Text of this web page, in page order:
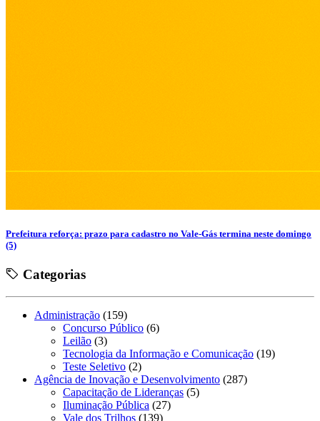
Prefeitura reforça: prazo para cadastro no Vale-Gás termina neste domingo
(5)
Categorias
Administração (159)
Concurso Público (6)
Leilão (3)
Tecnologia da Informação e Comunicação (19)
Teste Seletivo (2)
Agência de Inovação e Desenvolvimento (287)
Capacitação de Lideranças (5)
Iluminação Pública (27)
Vale dos Trilhos (139)